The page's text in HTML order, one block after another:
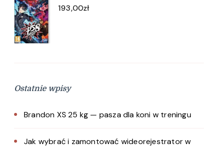
193,00zł
Ostatnie wpisy
Brandon XS 25 kg — pasza dla koni w treningu
Jak wybrać i zamontować wideorejestrator w